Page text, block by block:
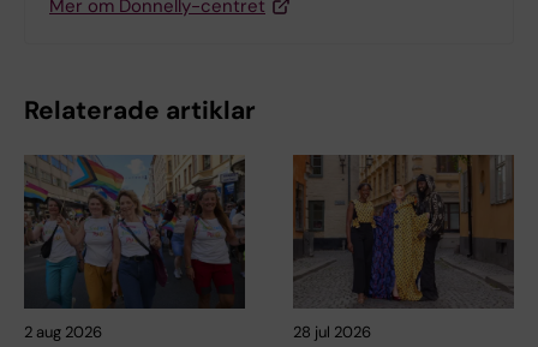
Mer om Donnelly-centret
Relaterade artiklar
2 aug 2026 28 jul 2026